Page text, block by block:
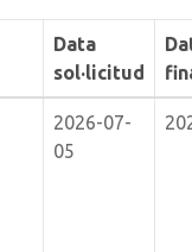
Data
sol·licitud
2026-07-
05